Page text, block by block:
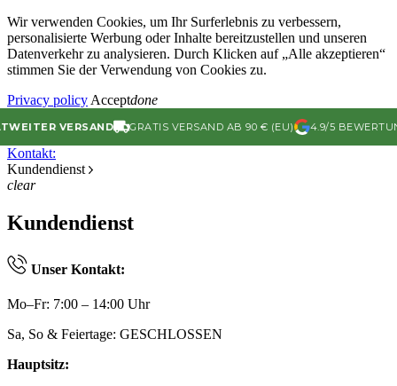
Wir verwenden Cookies, um Ihr Surferlebnis zu verbessern,
personalisierte Werbung oder Inhalte bereitzustellen und unseren
Datenverkehr zu analysieren. Durch Klicken auf „Alle akzeptieren“
stimmen Sie der Verwendung von Cookies zu.
Privacy policy Acceptdone
VERSAND GRATIS VERSAND AB 90 € (EU) 4.9/5 BEWERTUNG
Kontakt:
Kundendienst
clear
Kundendienst
Unser Kontakt:
Mo–Fr: 7:00 – 14:00 Uhr
Sa, So & Feiertage: GESCHLOSSEN
Hauptsitz: